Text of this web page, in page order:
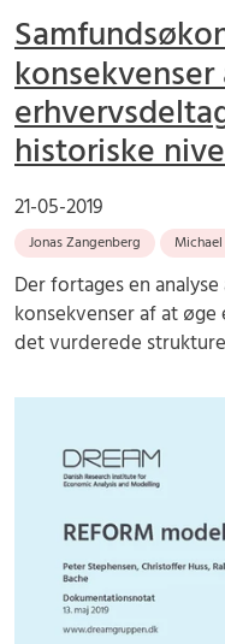
historiske
21-05-2019
Jonas Zangenberg
Der fortages en
konsekvenser af at
det vurderede